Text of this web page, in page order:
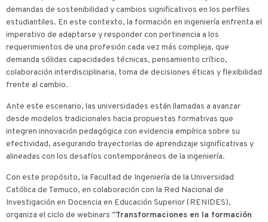
demandas de sostenibilidad y cambios significativos en los perfiles
estudiantiles. En este contexto, la formación en ingeniería enfrenta el
imperativo de adaptarse y responder con pertinencia a los
requerimientos de una profesión cada vez más compleja, que
demanda sólidas capacidades técnicas, pensamiento crítico,
colaboración interdisciplinaria, toma de decisiones éticas y flexibilidad
frente al cambio.
Ante este escenario, las universidades están llamadas a avanzar
desde modelos tradicionales hacia propuestas formativas que
integren innovación pedagógica con evidencia empírica sobre su
efectividad, asegurando trayectorias de aprendizaje significativas y
alineadas con los desafíos contemporáneos de la ingeniería.
Con este propósito, la Facultad de Ingeniería de la Universidad
Católica de Temuco, en colaboración con la Red Nacional de
Investigación en Docencia en Educación Superior (RENIDES),
organiza el ciclo de webinars “Transformaciones en la formación